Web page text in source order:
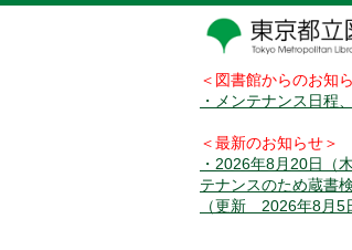
＜図書館からのお知
・メンテナンス日程
＜最新のお知らせ＞
・2026年8月20日（
テナンスのため蔵書
（更新 2026年8月5